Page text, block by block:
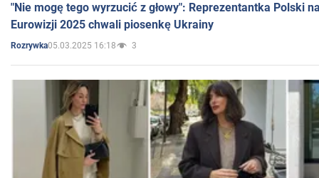
"Nie mogę tego wyrzucić z głowy": Reprezentantka Polski
Eurowizji 2025 chwali piosenkę Ukrainy
Rozrywka05.03.2025 16:18 3